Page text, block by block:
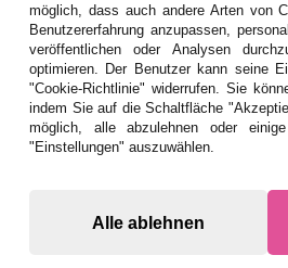
möglich, dass auch andere Arten von
Benutzererfahrung anzupassen,
veröffentlichen oder Analysen
optimieren. Der Benutzer kann seine
"Cookie-Richtlinie" widerrufen. Sie
indem Sie auf die Schaltfläche
möglich, alle abzulehnen oder
"Einstellungen" auszuwählen.
Alle ablehnen